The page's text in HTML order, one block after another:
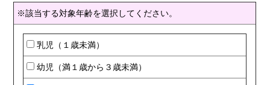
※該当する対象年齢を選択してください。
乳児（１歳未満）
幼児（満１歳から３歳未満）